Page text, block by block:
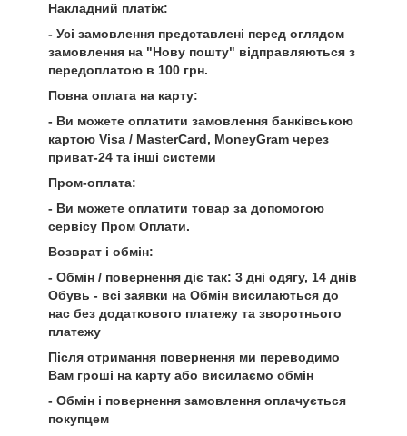
Накладний платіж:
- Усі замовлення представлені перед оглядом
замовлення на "Нову пошту" відправляються з
передоплатою в 100 грн.
Повна оплата на карту:
- Ви можете оплатити замовлення банківською
картою Visa / MasterCard, MoneyGram через
приват-24 та інші системи
Пром-оплата:
- Ви можете оплатити товар за допомогою
сервісу Пром Оплати.
Возврат і обмін:
- Обмін / повернення діє так: 3 дні одягу, 14 днів
Обувь - всі заявки на Обмін висилаються до
нас без додаткового платежу та зворотнього
платежу
Після отримання повернення ми переводимо
Вам гроші на карту або висилаємо обмін
- Обмін і повернення замовлення оплачується
покупцем